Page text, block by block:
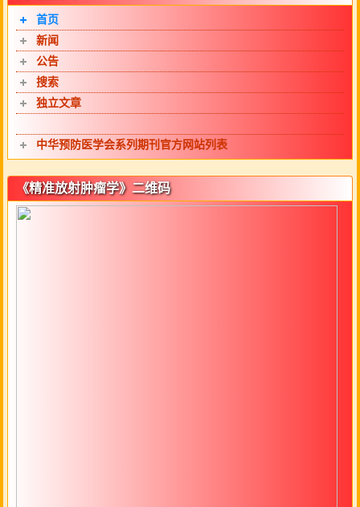
首页
新闻
公告
搜索
独立文章
中华预防医学会系列期刊官方网站列表
《精准放射肿瘤学》二维码